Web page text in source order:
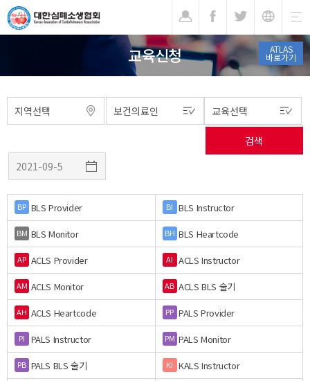
ATLAS
바로가기
교육신청
BP BLS Provider BI BLS Instructor
BM BLS Monitor BH BLS Heartcode
AP ACLS Provider AI ACLS Instructor
AM ACLS Monitor AB ACLS BLS 술기
AH ACLS Heartcode PP PALS Provider
PI PALS Instructor PM PALS Monitor
PB PALS BLS 술기 KI KALS Instructor